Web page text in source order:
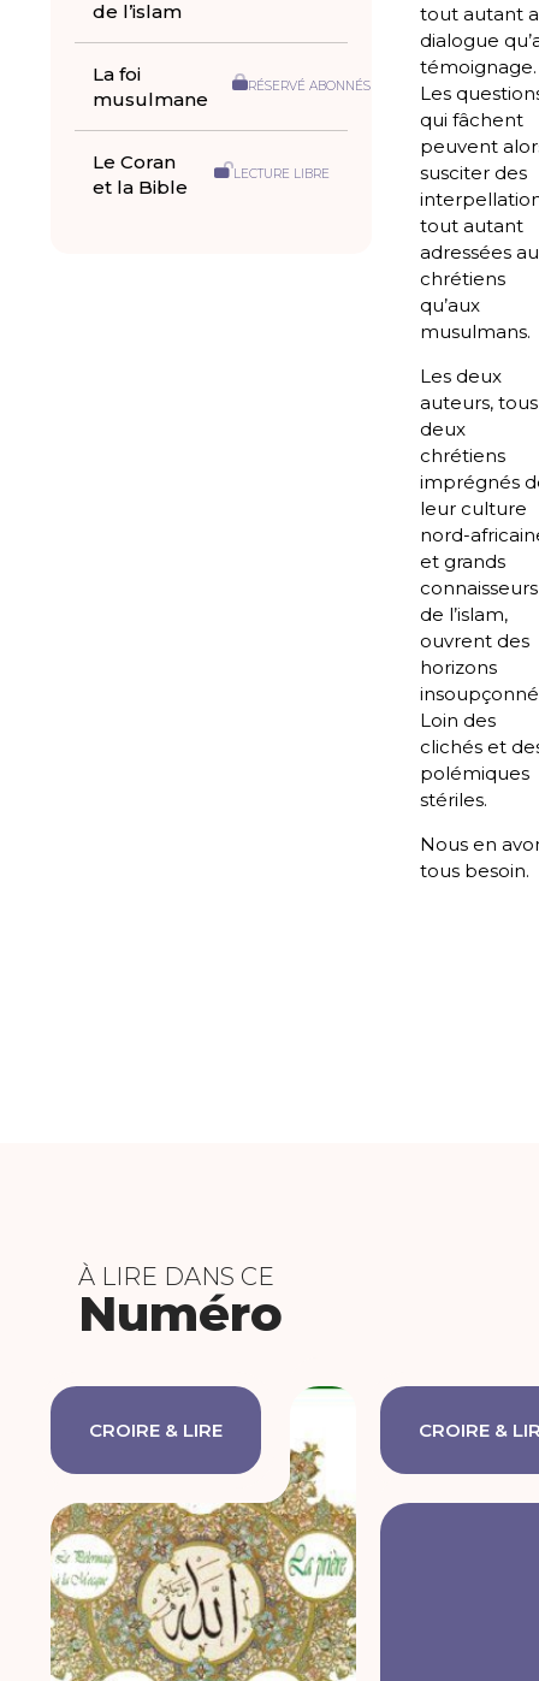
de l’islam
La foi
musulmane
RÉSERVÉ ABONNÉS
Le Coran
et la Bible
LECTURE LIBRE
tout autant
dialogue
témoignage.
Les
qui fâchent
peuvent
susciter des
tout autant
adressées
chrétiens
qu’aux
musulmans.
Les deux
auteurs, tous
deux
chrétiens
imprégnés
leur culture
nord-
et grands
connaisseurs
de l’islam,
ouvrent des
horizons
Loin des
clichés et
polémiques
stériles.
Nous en
tous besoin.
À LIRE DANS CE
Numéro
CROIRE & LIRE CROIRE &